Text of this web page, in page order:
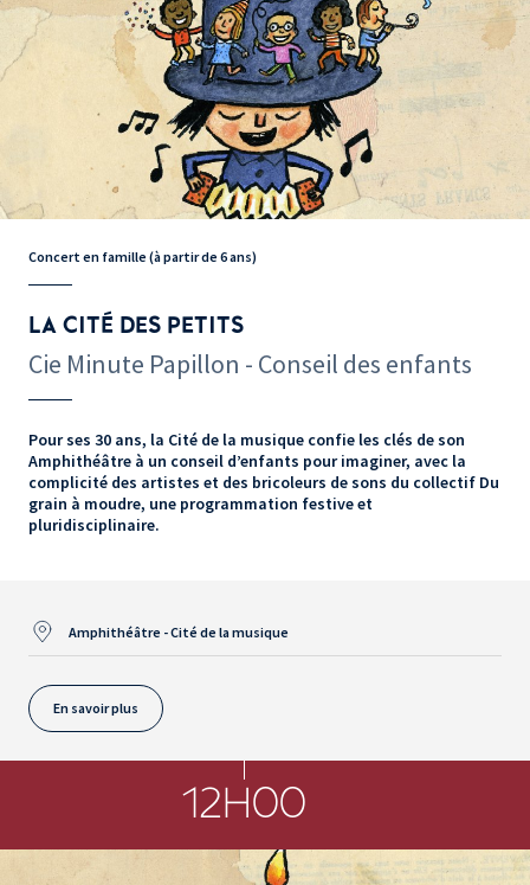
Concert en famille (à partir de 6 ans)
LA CITÉ DES PETITS
Cie Minute Papillon - Conseil des enfants
Pour ses 30 ans, la Cité de la musique confie les clés de son
Amphithéâtre à un conseil d’enfants pour imaginer, avec la
complicité des artistes et des bricoleurs de sons du collectif Du
grain à moudre, une programmation festive et
pluridisciplinaire.
Amphithéâtre - Cité de la musique
En savoir plus
12H00